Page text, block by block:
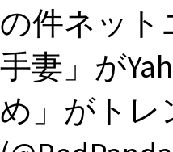
の件ネット
手妻」が
め」がト